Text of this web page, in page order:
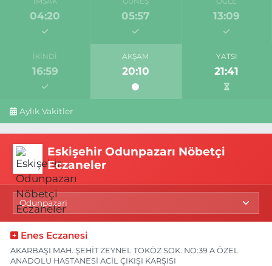
04:20 05:57 13:09
İKINDI
16:59
AKŞAM
20:10
YATSI
21:41
Aylık Vakitler
Eskişehir Odunpazarı Nöbetçi
Eczaneler
Enes Eczanesi
AKARBAŞI MAH. ŞEHİT ZEYNEL TOKÖZ SOK. NO:39 A ÖZEL
ANADOLU HASTANESİ ACİL ÇIKIŞI KARŞISI